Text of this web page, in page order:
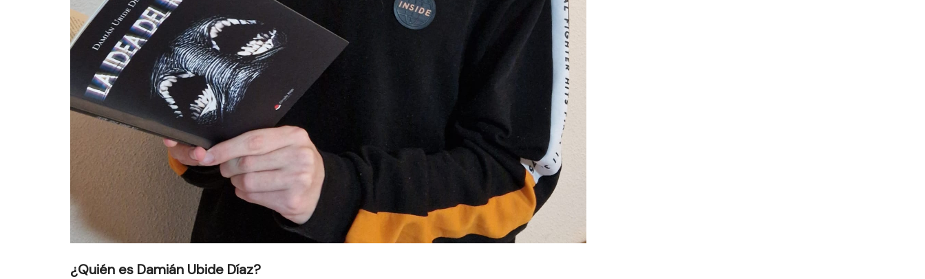
¿Quién es Damián Ubide Díaz?